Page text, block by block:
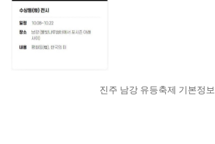
진주 남강 유등축제 기본정보